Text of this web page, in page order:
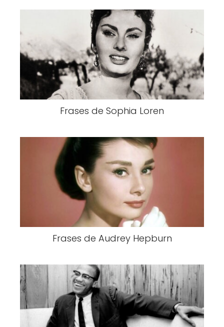
Frases de Sophia Loren
Frases de Audrey Hepburn